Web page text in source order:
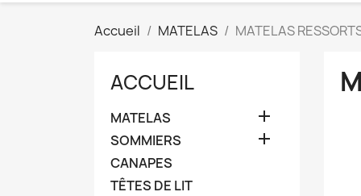
Accueil MATELAS MATELAS
ACCUEIL
MATELAS 
SOMMIERS 
CANAPES
TÊTES DE LIT